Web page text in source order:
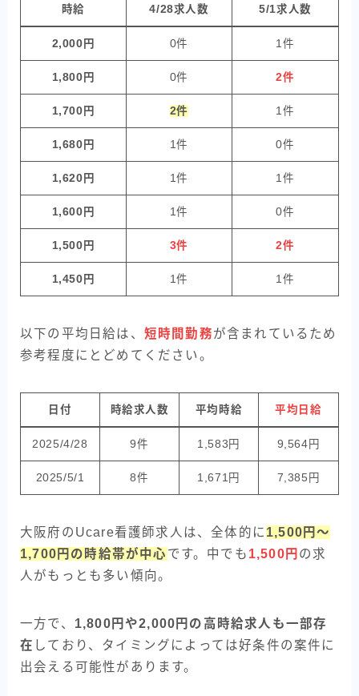
時給 4/28求人数 5/1求人数
2,000円 0件 1件
1,800円 0件 2件
1,700円 2件 1件
1,680円 1件 0件
1,620円 1件 1件
1,600円 1件 0件
1,500円 3件 2件
1,450円 1件 1件
以下の平均日給は、 短時間勤務が含まれているため
参考程度にとどめてください。
日付 時給求人数 平均時給 平均日給
2025/4/28 9件 1,583円 9,564円
2025/5/1 8件 1,671円 7,385円
大阪府のUcare看護師求人は、全体的に 1,500円～
1,700円の時給帯が中心 です。中でも 1,500円 の求
人がもっとも多い傾向。
一方で、 1,800円や2,000円の高時給求人も一部存
在 しており、タイミングによっては好条件の案件に
出会える可能性があります。